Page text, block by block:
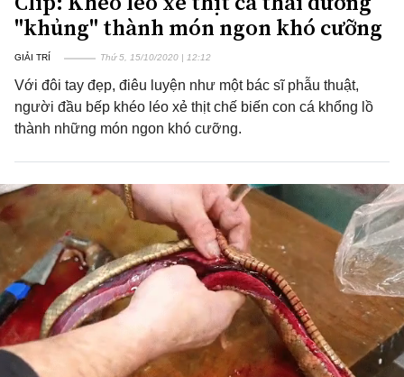
"khủng" thành món ngon khó cưỡng
GIẢI TRÍ Thứ 5, 15/10/2020 | 12:12
Với đôi tay đẹp, điêu luyện như một bác sĩ phẫu thuật,
người đầu bếp khéo léo xẻ thịt chế biến con cá khổng lồ
thành những món ngon khó cưỡng.